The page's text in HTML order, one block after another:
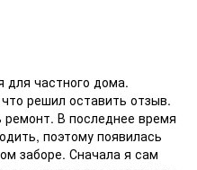
для частного дома.
решил оставить отзыв.
В последнее время
поэтому появилась
заборе. Сначала я сам